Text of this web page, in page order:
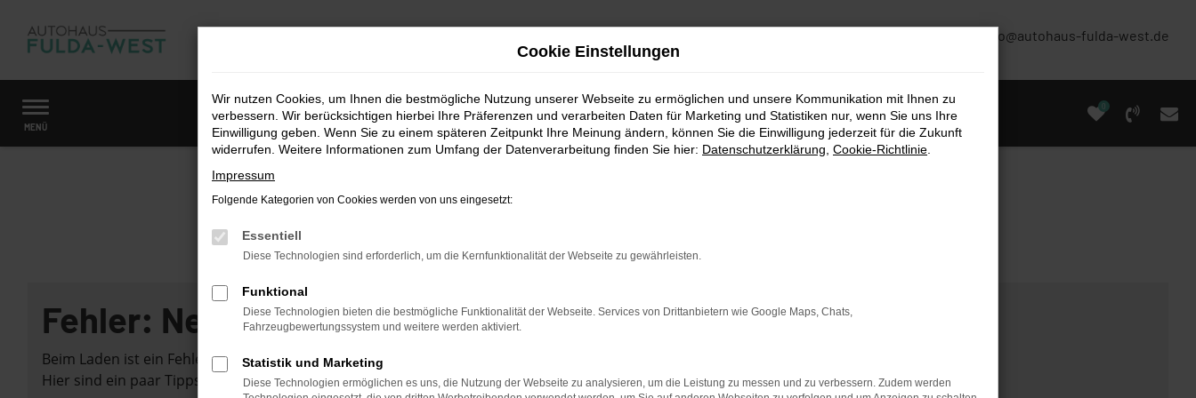
Zum
Hauptinhalt
info@autohaus-fulda-west.de
MENÜ
0
Startseite Fahrzeugmarkt
Fehler: Network Error
Beim Laden ist ein Fehler aufgetreten.
Hier sind ein paar Tipps, die dir helfen können:
Cookie Einstellungen
Wir nutzen Cookies, um Ihnen die bestmögliche Nutzung unserer Webseite zu ermöglichen und unsere Kommunikation mit Ihnen zu
verbessern. Wir berücksichtigen hierbei Ihre Präferenzen und verarbeiten Daten für Marketing und Statistiken nur, wenn Sie uns Ihre
Einwilligung geben. Wenn Sie zu einem späteren Zeitpunkt Ihre Meinung ändern, können Sie die Einwilligung jederzeit für die Zukunft
widerrufen. Weitere Informationen zum Umfang der Datenverarbeitung finden Sie hier: Datenschutzerklärung Cookie-Richtlinie
Impressum
Folgende Kategorien von Cookies werden von uns eingesetzt:
Essentiell
Diese Technologien sind erforderlich, um die Kernfunktionalität der Webseite zu gewährleisten.
Funktional
Diese Technologien bieten die bestmögliche Funktionalität der Webseite. Services von Drittanbietern wie Google Maps, Chats,
Fahrzeugbewertungssystem und weitere werden aktiviert.
Statistik und Marketing
Diese Technologien ermöglichen es uns, die Nutzung der Webseite zu analysieren, um die Leistung zu messen und zu verbessern. Zudem werden